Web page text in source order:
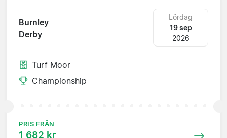
Burnley
Derby
Lördag
19 sep
2026
Turf Moor
Championship
PRIS FRÅN
1 682 kr